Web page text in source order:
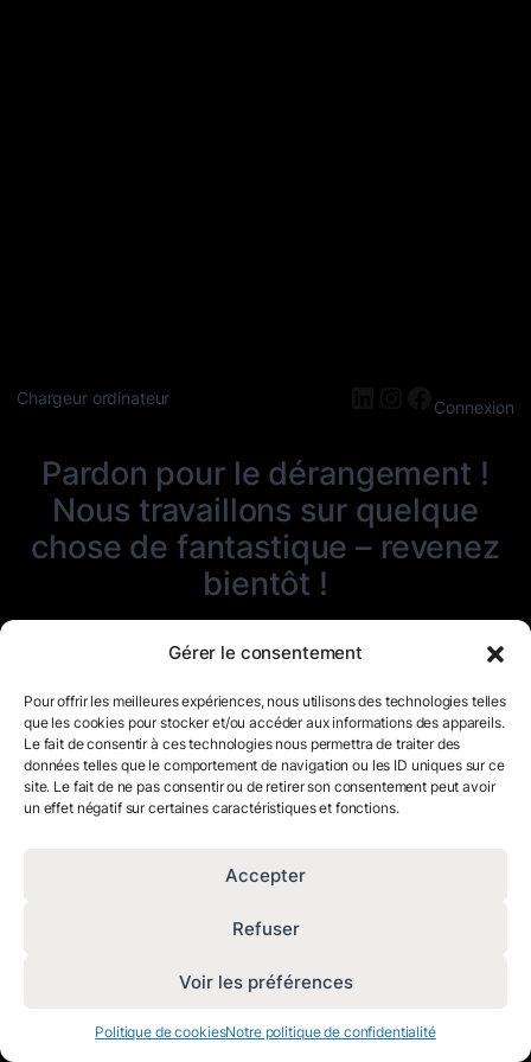
Gérer le consentement
Pour offrir les meilleures expériences, nous utilisons des technologies telles
que les cookies pour stocker et/ou accéder aux informations des appareils.
Le fait de consentir à ces technologies nous permettra de traiter des
données telles que le comportement de navigation ou les ID uniques sur ce
site. Le fait de ne pas consentir ou de retirer son consentement peut avoir
un effet négatif sur certaines caractéristiques et fonctions.
Accepter
Refuser
Voir les préférences
Politique de cookiesNotre politique de confidentialité
Chargeur ordinateur LinkedIn
Instagram
Connexion
Pardon pour le dérangement !
Nous travaillons sur quelque
chose de fantastique – revenez
bientôt !